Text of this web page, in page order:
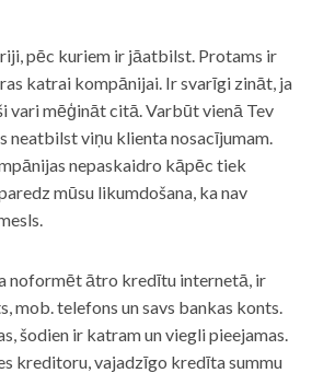
pēc kuriem ir jāatbilst. Protams ir
katrai kompānijai. Ir svarīgi zināt, ja
vari mēģināt citā. Varbūt vienā Tev
neatbilst viņu klienta nosacījumam.
nepaskaidro kāpēc tiek
mūsu likumdošana, ka nav
noformēt ātro kredītu internetā, ir
mob. telefons un savs bankas konts.
šodien ir katram un viegli pieejamas.
kreditoru, vajadzīgo kredīta summu